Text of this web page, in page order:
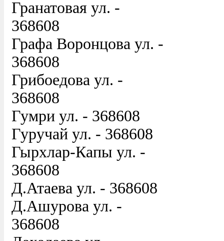
Гранатовая ул. -
368608
Графа Воронцова ул. -
368608
Грибоедова ул. -
368608
Гумри ул. - 368608
Гуручай ул. - 368608
Гырхлар-Капы ул. -
368608
Д.Атаева ул. - 368608
Д.Ашурова ул. -
368608